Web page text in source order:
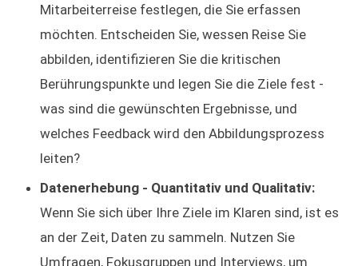
Mitarbeiterreise festlegen, die Sie erfassen
möchten. Entscheiden Sie, wessen Reise Sie
abbilden, identifizieren Sie die kritischen
Berührungspunkte und legen Sie die Ziele fest -
was sind die gewünschten Ergebnisse, und
welches Feedback wird den Abbildungsprozess
leiten?
Datenerhebung - Quantitativ und Qualitativ:
Wenn Sie sich über Ihre Ziele im Klaren sind, ist es
an der Zeit, Daten zu sammeln. Nutzen Sie
Umfragen, Fokusgruppen und Interviews, um